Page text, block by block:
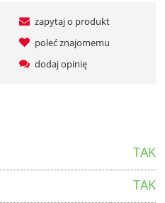
zapytaj o produkt
poleć znajomemu
dodaj opinię
TAK
TAK